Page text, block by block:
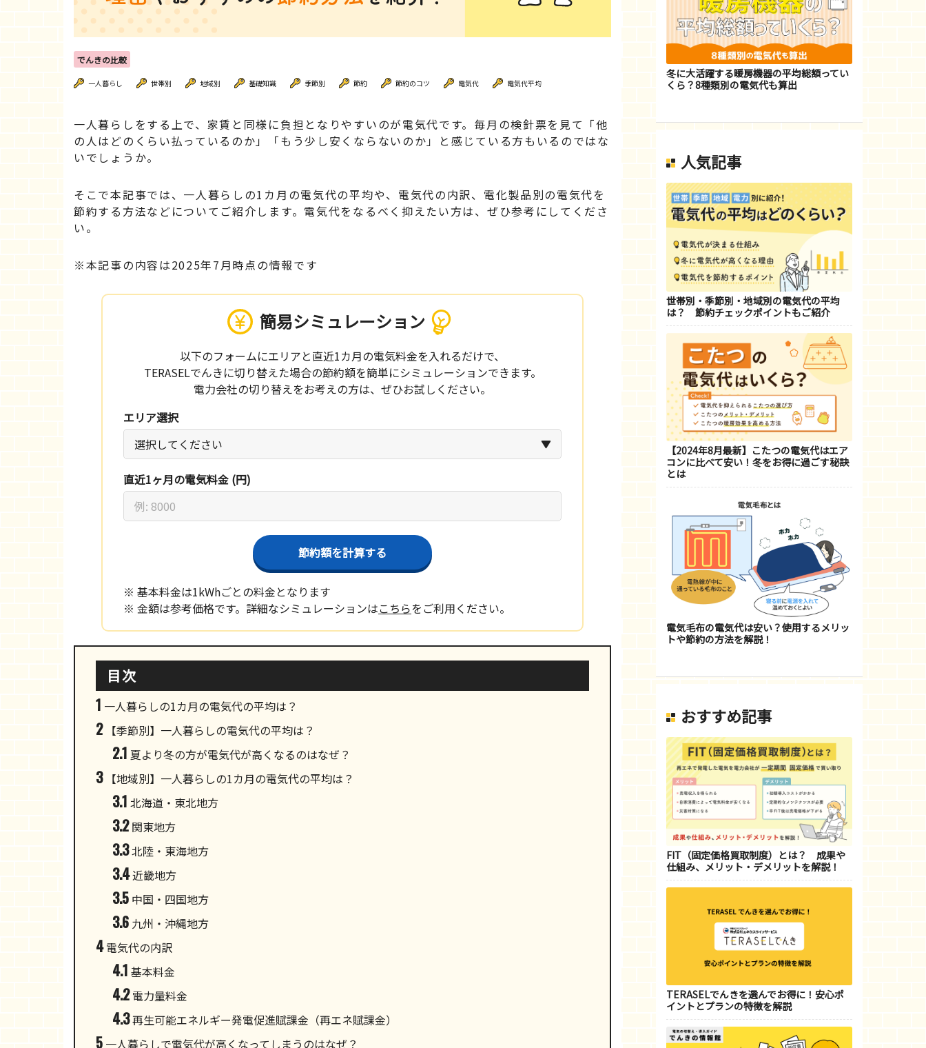
でんきの比較
一人暮らし 世帯別 地域別 基礎知識 季節別 節約 節約のコツ 電気代 電気代平均
一人暮らしをする上で、家賃と同様に負担となりやすいのが電気代です。毎月の検針票を見て「他
の人はどのくらい払っているのか」「もう少し安くならないのか」と感じている方もいるのではな
いでしょうか。
そこで本記事では、一人暮らしの1カ月の電気代の平均や、電気代の内訳、電化製品別の電気代を
節約する方法などについてご紹介します。電気代をなるべく抑えたい方は、ぜひ参考にしてくださ
い。
※本記事の内容は2025年7月時点の情報です
簡易シミュレーション
以下のフォームにエリアと直近1カ月の電気料金を入れるだけで、
TERASELでんきに切り替えた場合の節約額を簡単にシミュレーションできます。
電力会社の切り替えをお考えの方は、ぜひお試しください。
エリア選択
直近1ヶ月の電気料金 (円)
節約額を計算する
※ 基本料金は1kWhごとの料金となります
※ 金額は参考価格です。詳細なシミュレーションはこちらをご利用ください。
目次
1 一人暮らしの1カ月の電気代の平均は？
2【季節別】一人暮らしの電気代の平均は？
2.1 夏より冬の方が電気代が高くなるのはなぜ？
3【地域別】一人暮らしの1カ月の電気代の平均は？
3.1 北海道・東北地方
3.2関東地方
3.3北陸・東海地方
3.4近畿地方
3.5 中国・四国地方
3.6 九州・沖縄地方
4電気代の内訳
4.1 基本料金
4.2電力量料金
4.3再生可能エネルギー発電促進賦課金（再エネ賦課金）
5 一人暮らしで電気代が高くなってしまうのはなぜ？
冬に大活躍する暖房機器の平均総額ってい
くら？8種類別の電気代も算出
人気記事
世帯別・季節別・地域別の電気代の平均
は？ 節約チェックポイントもご紹介
【2024年8月最新】こたつの電気代はエア
コンに比べて安い！冬をお得に過ごす秘訣
とは
電気毛布の電気代は安い？使用するメリッ
トや節約の方法を解説！
おすすめ記事
FIT（固定価格買取制度）とは？ 成果や
仕組み、メリット・デメリットを解説！
TERASELでんきを選んでお得に！安心ポ
イントとプランの特徴を解説